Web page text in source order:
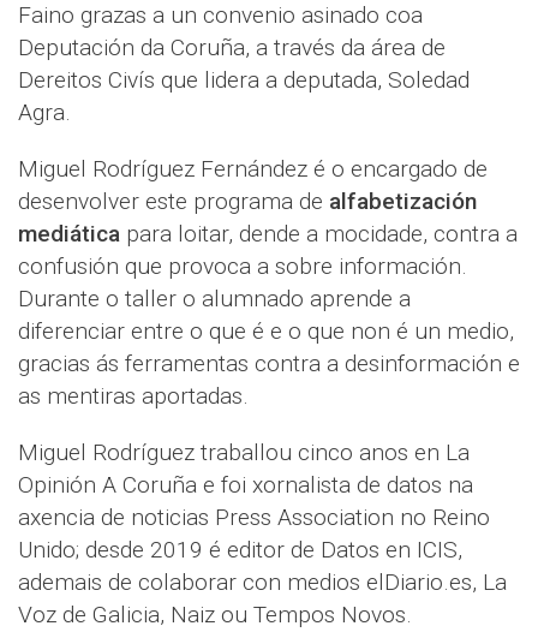
Faino grazas a un convenio asinado coa
Deputación da Coruña, a través da área de
Dereitos Civís que lidera a deputada, Soledad
Agra.
Miguel Rodríguez Fernández é o encargado de
desenvolver este programa de alfabetización
mediática para loitar, dende a mocidade, contra a
confusión que provoca a sobre información.
Durante o taller o alumnado aprende a
diferenciar entre o que é e o que non é un medio,
gracias ás ferramentas contra a desinformación e
as mentiras aportadas.
Miguel Rodríguez traballou cinco anos en La
Opinión A Coruña e foi xornalista de datos na
axencia de noticias Press Association no Reino
Unido; desde 2019 é editor de Datos en ICIS,
ademais de colaborar con medios elDiario.es, La
Voz de Galicia, Naiz ou Tempos Novos.